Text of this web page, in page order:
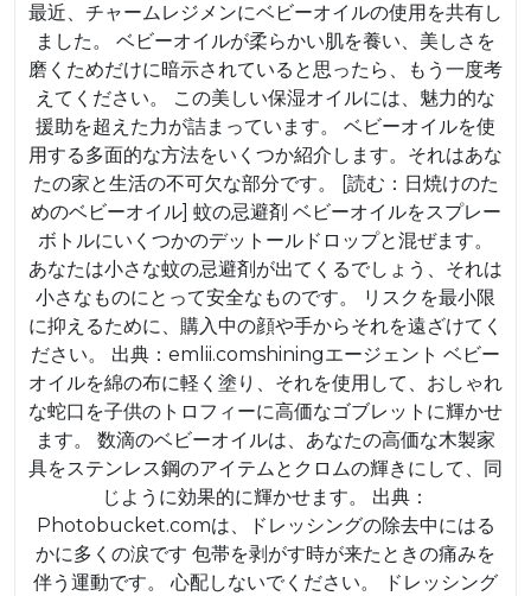
ー
オ
イ
ル
ホ
ー
ム
レ
メ
デ
ィ
最近、チャームレジメンにベビーオイルの使用を共有し
ました。 ベビーオイルが柔らかい肌を養い、美しさを
磨くためだけに暗示されていると思ったら、もう一度考
えてください。 この美しい保湿オイルには、魅力的な
援助を超えた力が詰まっています。 ベビーオイルを使
用する多面的な方法をいくつか紹介します。それはあな
たの家と生活の不可欠な部分です。 [読む：日焼けのた
めのベビーオイル] 蚊の忌避剤 ベビーオイルをスプレー
ボトルにいくつかのデットールドロップと混ぜます。
あなたは小さな蚊の忌避剤が出てくるでしょう、それは
小さなものにとって安全なものです。 リスクを最小限
に抑えるために、購入中の顔や手からそれを遠ざけてく
ださい。 出典：emlii.comshiningエージェント ベビー
オイルを綿の布に軽く塗り、それを使用して、おしゃれ
な蛇口を子供のトロフィーに高価なゴブレットに輝かせ
ます。 数滴のベビーオイルは、あなたの高価な木製家
具をステンレス鋼のアイテムとクロムの輝きにして、同
じように効果的に輝かせます。 出典：
Photobucket.comは、ドレッシングの除去中にはる
かに多くの涙です 包帯を剥がす時が来たときの痛みを
伴う運動です。 心配しないでください。 ドレッシング